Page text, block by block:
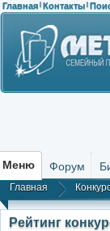
Главная | Контакты |
Меню Форум
Главная
Рейтинг